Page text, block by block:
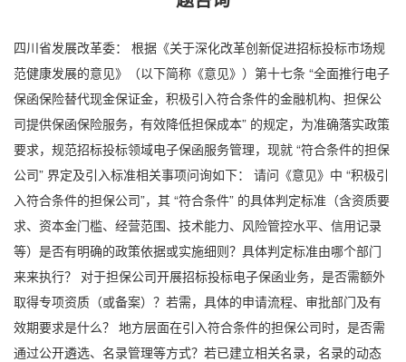
四川省发展改革委： 根据《关于深化改革创新促进招标投标市场规
范健康发展的意见》（以下简称《意见》）第十七条 “全面推行电子
保函保险替代现金保证金，积极引入符合条件的金融机构、担保公
司提供保函保险服务，有效降低担保成本” 的规定，为准确落实政策
要求，规范招标投标领域电子保函服务管理，现就 “符合条件的担保
公司” 界定及引入标准相关事项问询如下： 请问《意见》中 “积极引
入符合条件的担保公司”，其 “符合条件” 的具体判定标准（含资质要
求、资本金门槛、经营范围、技术能力、风险管控水平、信用记录
等）是否有明确的政策依据或实施细则？具体判定标准由哪个部门
来来执行？ 对于担保公司开展招标投标电子保函业务，是否需额外
取得专项资质（或备案）？若需，具体的申请流程、审批部门及有
效期要求是什么？ 地方层面在引入符合条件的担保公司时，是否需
通过公开遴选、名录管理等方式？若已建立相关名录，名录的动态